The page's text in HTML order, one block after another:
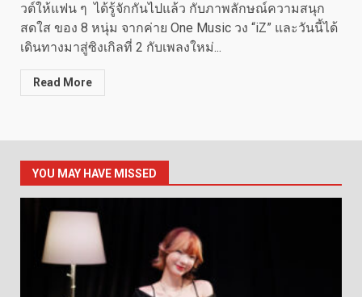
วต์ให้แฟน ๆ ได้รู้จักกันไปแล้ว กับภาพลักษณ์ความสนุก
สดใส ของ 8 หนุ่ม จากค่าย One Music วง “iZ” และวันนี้ได้
เดินทางมาสู่ซิงเกิลที่ 2 กับเพลงใหม่...
Read More
YOU MAY HAVE MISSED